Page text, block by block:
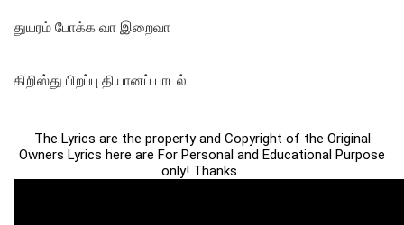
துயரம் போக்க வா இறைவா
கிறிஸ்து பிறப்பு தியானப் பாடல்
The Lyrics are the property and Copyright of the Original
Owners Lyrics here are For Personal and Educational Purpose
only! Thanks .